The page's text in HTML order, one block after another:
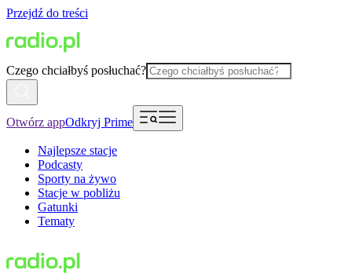
Przejdź do treści
Czego chciałbyś posłuchać?
Otwórz appOdkryj Prime
Najlepsze stacje
Podcasty
Sporty na żywo
Stacje w pobliżu
Gatunki
Tematy